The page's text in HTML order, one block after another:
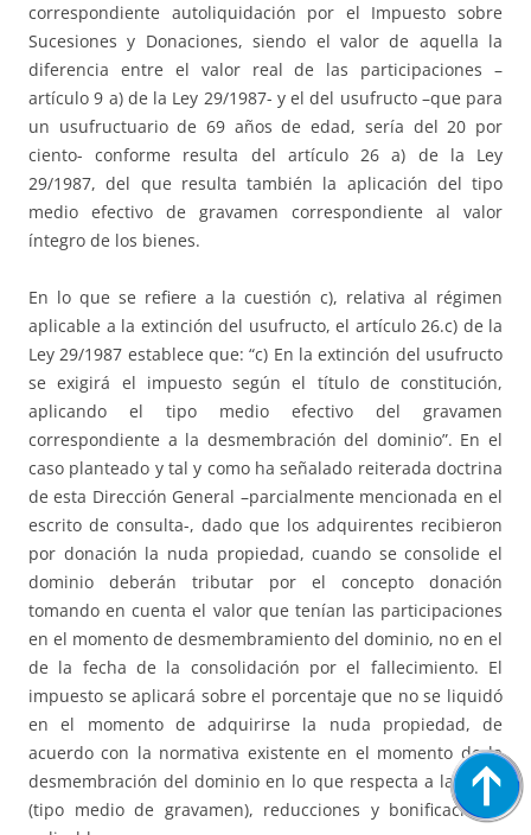
correspondiente autoliquidación por el Impuesto sobre
Sucesiones y Donaciones, siendo el valor de aquella la
diferencia entre el valor real de las participaciones –
artículo 9 a) de la Ley 29/1987- y el del usufructo –que para
un usufructuario de 69 años de edad, sería del 20 por
ciento- conforme resulta del artículo 26 a) de la Ley
29/1987, del que resulta también la aplicación del tipo
medio efectivo de gravamen correspondiente al valor
íntegro de los bienes.
En lo que se refiere a la cuestión c), relativa al régimen
aplicable a la extinción del usufructo, el artículo 26.c) de la
Ley 29/1987 establece que: “c) En la extinción del usufructo
se exigirá el impuesto según el título de constitución,
aplicando el tipo medio efectivo del gravamen
correspondiente a la desmembración del dominio”. En el
caso planteado y tal y como ha señalado reiterada doctrina
de esta Dirección General –parcialmente mencionada en el
escrito de consulta-, dado que los adquirentes recibieron
por donación la nuda propiedad, cuando se consolide el
dominio deberán tributar por el concepto donación
tomando en cuenta el valor que tenían las participaciones
en el momento de desmembramiento del dominio, no en el
de la fecha de la consolidación por el fallecimiento. El
impuesto se aplicará sobre el porcentaje que no se liquidó
en el momento de adquirirse la nuda propiedad, de
acuerdo con la normativa existente en el momento de la
desmembración del dominio en lo que respecta a la tarifa
(tipo medio de gravamen), reducciones y bonificaciones